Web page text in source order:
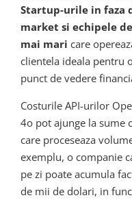
Startup-urile in faza
market si echipele
mai mari care
clientela ideala pentru
punct de vedere
Costurile API-urilor
4o pot ajunge la sume
care proceseaza
exemplu, o companie
pe zi poate acumula
de mii de dolari, in